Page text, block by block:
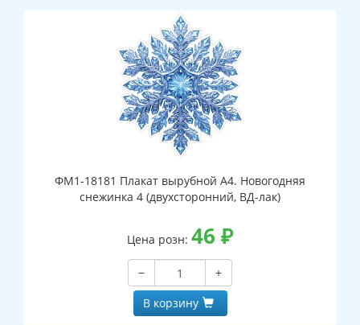
ФМ1-18181 Плакат вырубной А4. Новогодняя
снежинка 4 (двухсторонний, ВД-лак)
Цена розн: 46 ₽
−
+
В корзину